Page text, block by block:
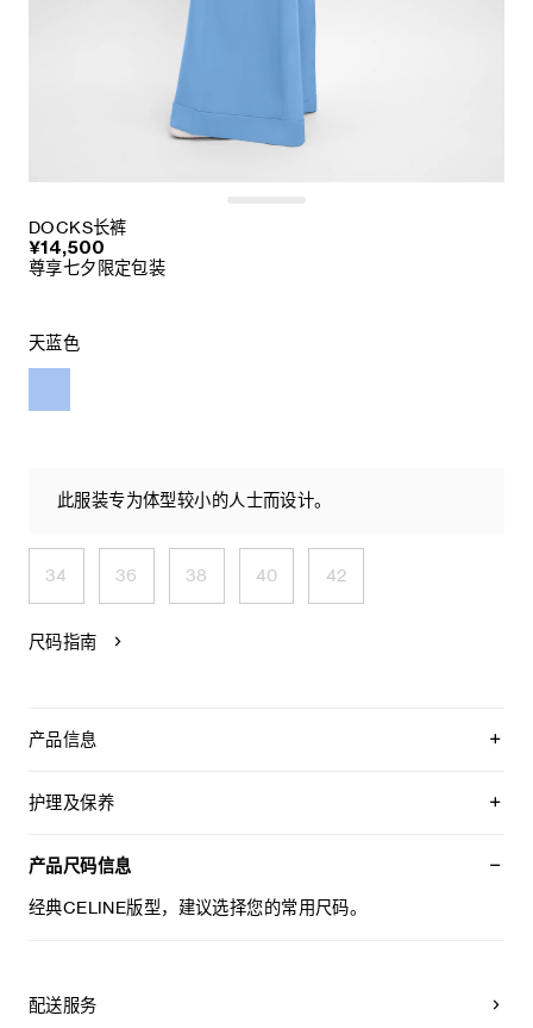
DOCKS长裤
¥14,500
尊享七夕限定包装
天蓝色
此服装专为体型较小的人士而设计。
34 36 38 40 42
尺码指南
产品信息
经典版型
2个侧袋
拉链和钩眼扣开合
意大利制造
护理及保养
仅使用不含漂白剂的洗衣产品。
最高熨烫温度：110°C / 230°F
产品尺码信息
经典CELINE版型，建议选择您的常用尺码。
配送服务